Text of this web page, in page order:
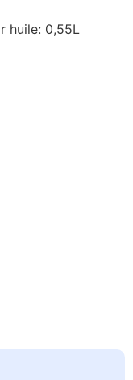
huile: 0,55L